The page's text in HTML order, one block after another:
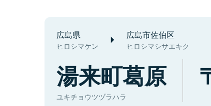
広島県
ヒロシマケン
広島市佐伯区
ヒロシマシサエキク
湯来町葛原
ユキチョウツヅラハラ